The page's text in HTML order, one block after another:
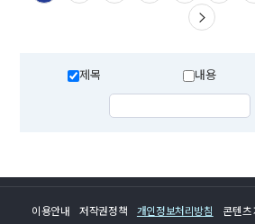
다음으로
제목 내용
이용안내 저작권정책 개인정보처리방침 콘텐츠